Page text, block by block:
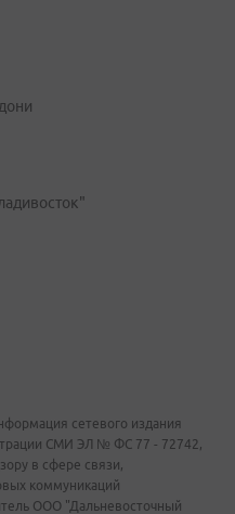
сетевого издания
СМИ ЭЛ № ФС 77 - 72742,
в сфере связи,
коммуникаций
ООО "Дальневосточный